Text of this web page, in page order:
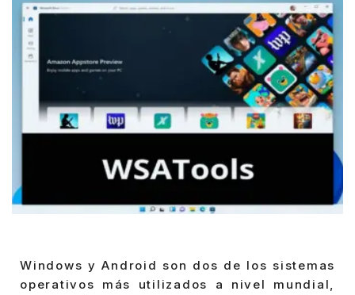
Windows y Android son dos de los sistemas
operativos más utilizados a nivel mundial,